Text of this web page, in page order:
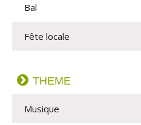
Bal
Fête locale
THEME
Musique